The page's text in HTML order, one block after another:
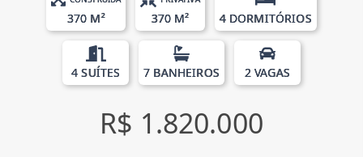
370 M² 370 M² 4 DORMITÓRIOS
4 SUÍTES 7 BANHEIROS 2 VAGAS
R$ 1.820.000